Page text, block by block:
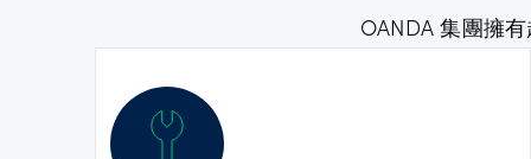
OANDA 集團擁